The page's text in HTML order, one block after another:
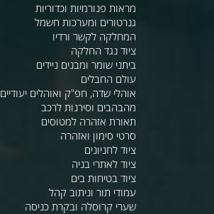
מראות פנורמיות וכדוריות
גנרטורים ומערכות חשמל
המחלקה לקשר ורדיו
ציוד נגד החלקה
ביתני שומר ומבנים ניידים
עולם החבלים
אוהלי שדה, חפ"ק ואוהלים יעודיים
מהבהבים וסירנות לרכב
תאורת אזהרה למטוסים
סרטי סימון ואזהרה
ציוד לחניונים
ציוד לאתרי בניה
ציוד בטיחות בים
עמודי תור וניתוב קהל
שערי קרוסלה ובקרת כניסה